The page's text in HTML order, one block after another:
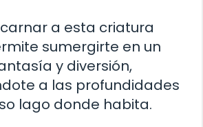
a esta criatura
sumergirte en un
y diversión,
a las profundidades
lago donde habita.